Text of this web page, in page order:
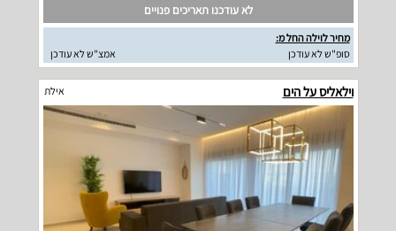
לא עודכנו תאריכים פנויים
מחיר לוילה החל מ:
סופ"ש לא עודכן
אמצ"ש לא עודכן
וילאליס על הים אילת